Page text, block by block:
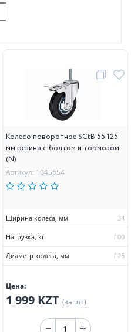
Колесо поворотное SCtB 55 125
мм резина с болтом и тормозом
(N)
Артикул: 1045654
Ширина колеса, мм 34
Нагрузка, кг 100
Диаметр колеса, мм 125
Цена:
1 999 KZT (за шт)